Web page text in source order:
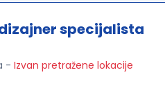
specijalista
- Izvan pretražene lokacije